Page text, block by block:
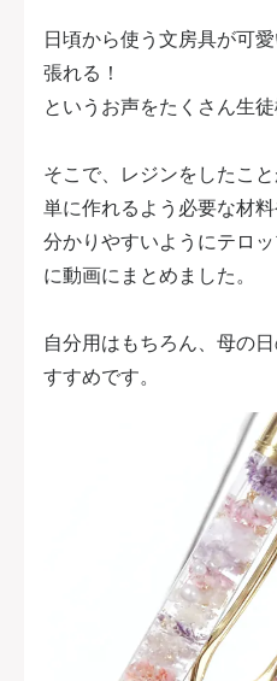
日頃から使う文房具が可
張れる！
というお声をたくさん生徒
そこで、レジンをしたこ
単に作れるよう必要な材
分かりやすいようにテロ
に動画にまとめました。
自分用はもちろん、母の
すすめです。